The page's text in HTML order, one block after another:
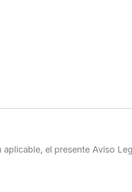
el presente Aviso